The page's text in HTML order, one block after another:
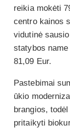
reikia mokėti
centro kainos
vidutinė
statybos
81,09 Eur.
Pastebimai
ūkio
brangios,
pritaikyti